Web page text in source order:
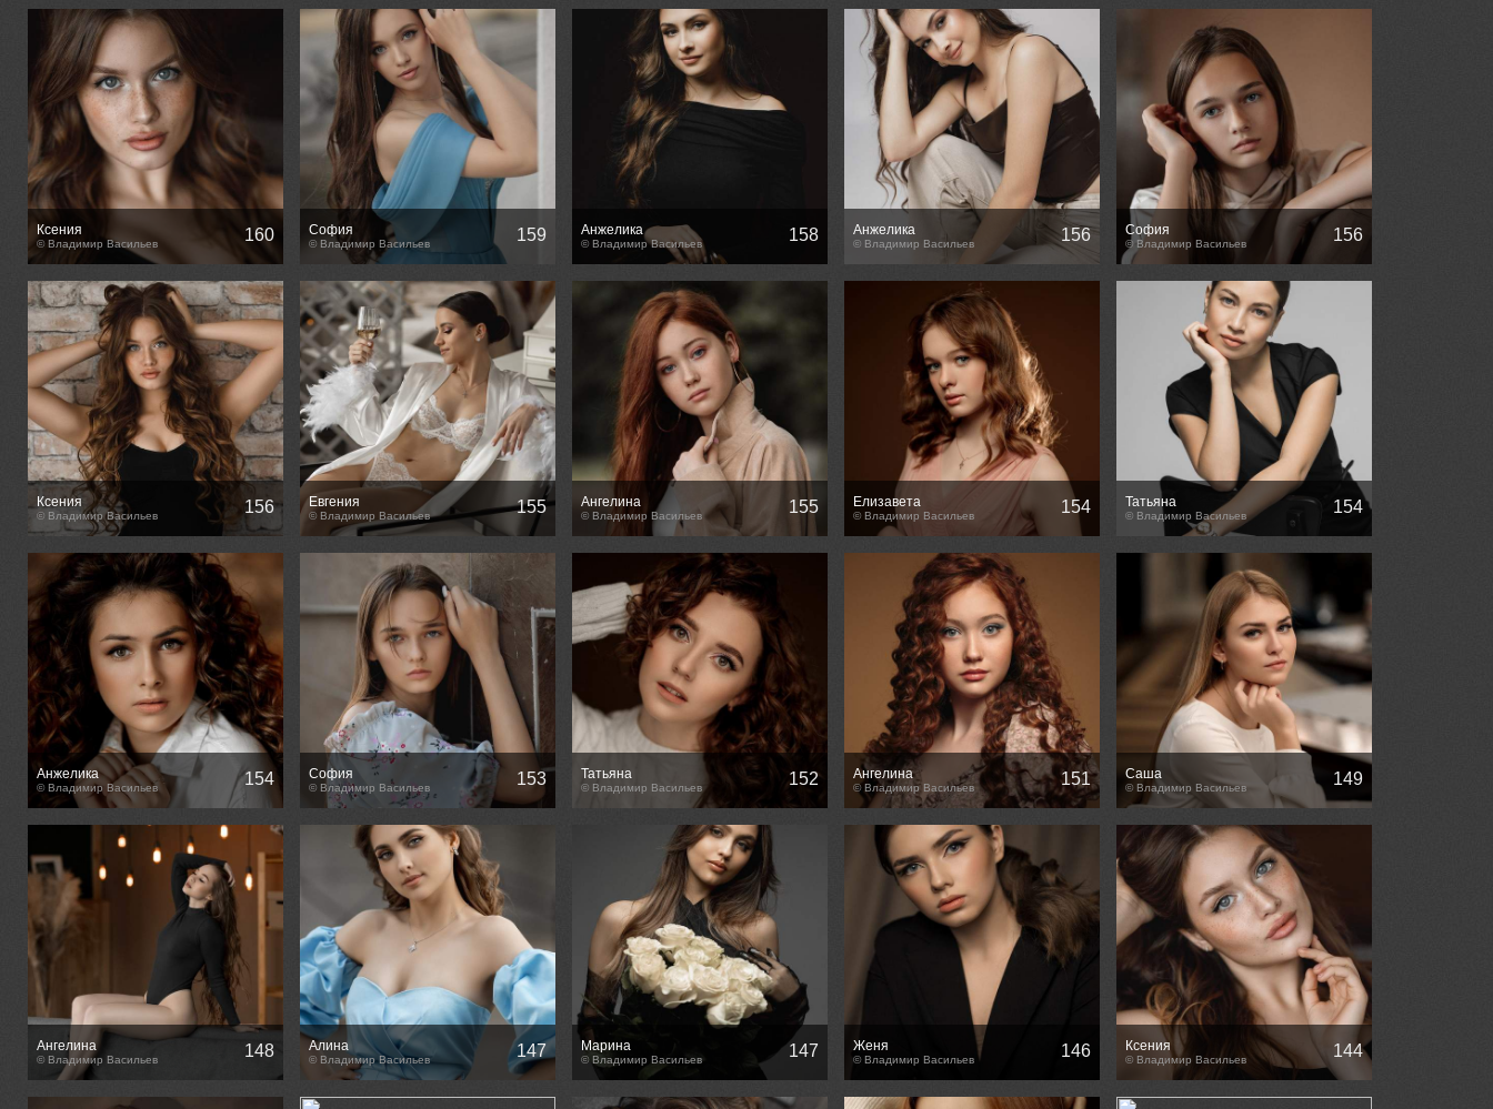
Ксения
© Владимир Васильев 160 София
© Владимир Васильев 159 Анжелика
© Владимир Васильев 158 Анжелика
© Владимир Васильев 156 София
© Владимир Васильев 156
Ксения
© Владимир Васильев 156 Евгения
© Владимир Васильев 155 Ангелина
© Владимир Васильев 155 Елизавета
© Владимир Васильев 154 Татьяна
© Владимир Васильев 154
Анжелика
© Владимир Васильев 154 София
© Владимир Васильев 153 Татьяна
© Владимир Васильев 152 Ангелина
© Владимир Васильев 151 Саша
© Владимир Васильев 149
Ангелина
© Владимир Васильев 148 Алина
© Владимир Васильев 147 Марина
© Владимир Васильев 147 Женя
© Владимир Васильев 146 Ксения
© Владимир Васильев 144